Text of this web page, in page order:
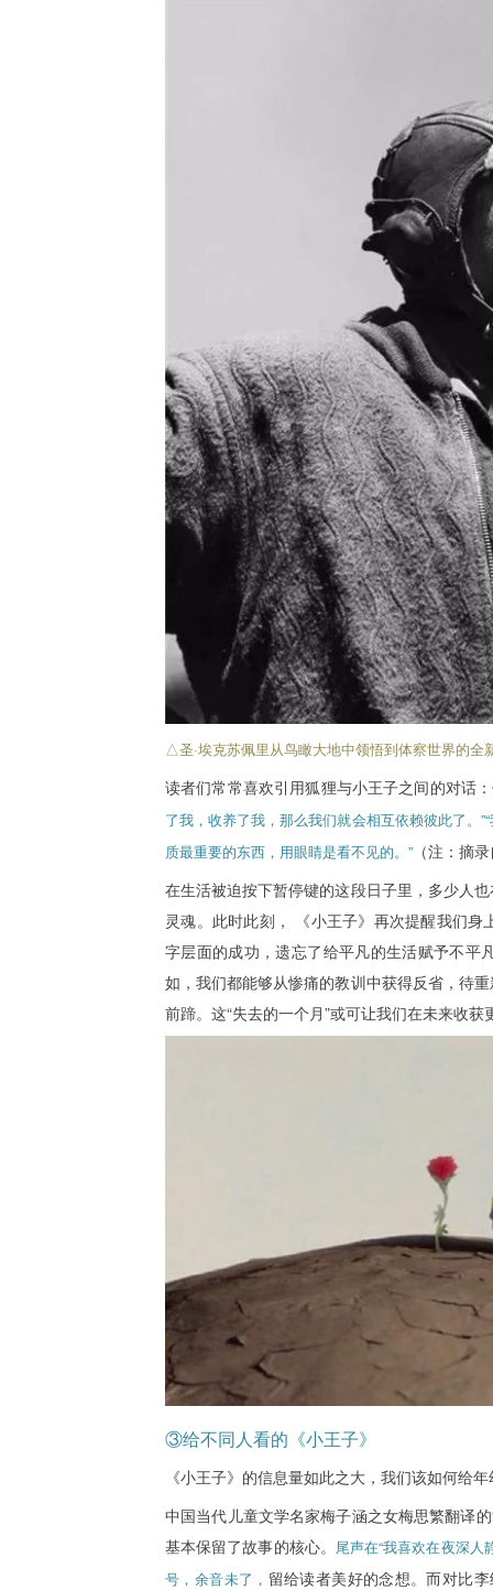
△圣·埃克苏佩里从鸟瞰大地中领悟到体察世界的全
读者们常常喜欢引用狐狸与小王子之间的对话
了我，收养了我，那么我们就会相互依赖彼此了。
质最重要的东西，用眼睛是看不见的。” （注：摘
在生活被迫按下暂停键的这段日子里，多少人
灵魂。此时此刻， 《小王子》再次提醒我们
字层面的成功，遗忘了给平凡的生活赋予不平
如，我们都能够从惨痛的教训中获得反省，待
前蹄。这“失去的一个月”或可让我们在未来收获
③给不同人看的《小王子》
《小王子》的信息量如此之大，我们该如何给
中国当代儿童文学名家梅子涵之女梅思繁翻译
基本保留了故事的核心。 尾声在“我喜欢在夜深
号，余音未了， 留给读者美好的念想。而对比